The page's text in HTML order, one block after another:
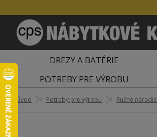
DREZY A BATÉRIE
POTREBY PRE VÝROBU
Úvod Potreby pre výrobu Ručné náradie